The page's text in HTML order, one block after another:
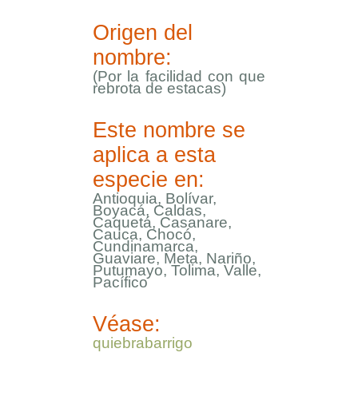
Origen del
nombre:
(Por la facilidad con que
rebrota de estacas)
Este nombre se
aplica a esta
especie en:
Antioquia, Bolívar,
Boyacá, Caldas,
Caquetá, Casanare,
Cauca, Chocó,
Cundinamarca,
Guaviare, Meta, Nariño,
Putumayo, Tolima, Valle,
Pacífico
Véase:
quiebrabarrigo